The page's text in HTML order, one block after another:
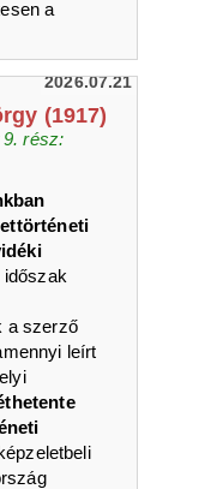
a
2026.07.21
(1917)
rész:
időszak
a szerző
leírt